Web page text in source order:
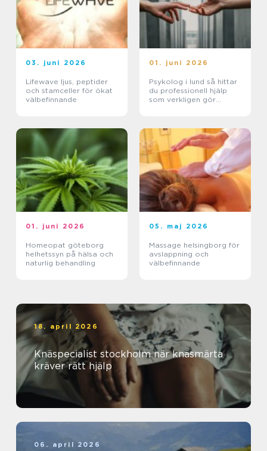
03. juni 2026
Lifewave ljus, peptider
och stamceller för ökat
välbefinnande
01. juni 2026
Psykolog i lund så hittar
du professionell hjälp
som verkligen gör
01. juni 2026
Homeopat göteborg
helhetssyn på hälsa och
naturlig behandling
05. maj 2026
Massage helsingborg för
avslappning och
välbefinnande
18. april 2026
Knäspecialist stockholm när knäsmärta
kräver rätt hjälp
06. april 2026